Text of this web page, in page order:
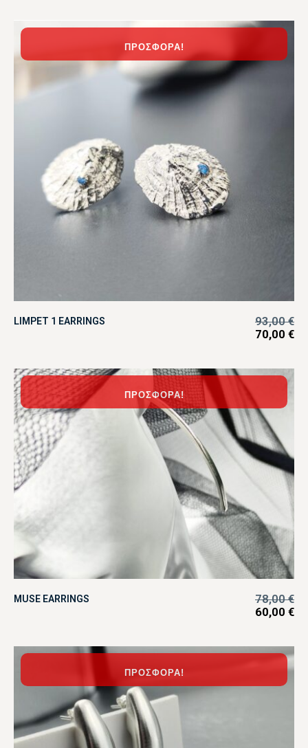
ΠΡΟΣΦΟΡΆ!
LIMPET 1 EARRINGS 93,00€
70,00 €
ΠΡΟΣΦΟΡΆ!
MUSE EARRINGS 78,00€
60,00 €
ΠΡΟΣΦΟΡΆ!